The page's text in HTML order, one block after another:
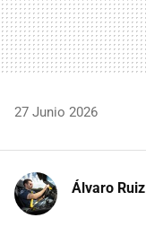
27 Junio 2026
Álvaro Ruiz